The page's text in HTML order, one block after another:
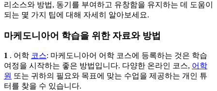
리소스와 방법, 동기를 부여하고 유창함을 유지하는 데 도움이
되는 몇 가지 팁에 대해 자세히 알아보세요.
마케도니아어 학습을 위한 자료와 방법
1 . 어학 코스: 마케도니아어 어학 코스에 등록하는 것은 학습
여정을 시작하는 좋은 방법입니다. 다양한 온라인 코스, 어학
원 또는 귀하의 필요와 목표에 맞는 수업을 제공하는 개인 튜
터를 찾을 수 있습니다.